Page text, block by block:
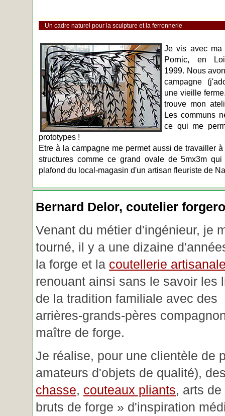
Un cadre naturel pour la sculpture et la ferronnerie
Je vis avec ma
Pornic, en
1999. Nous
campagne
une vieille
trouve mon
Les communs
ce qui me
prototypes !
Etre à la campagne me permet aussi de travailler
structures comme ce grand ovale de 5mx3m
plafond du local-magasin d'un artisan fleuriste de
Bernard Delor, coutelier
Venant du métier d'ingénieur, je
tourné, il y a une dizaine
la forge et la coutellerie
renouant ainsi sans le savoir les
de la tradition familiale avec des
arrières-grands-pères
maître de forge.
Je réalise, pour une clientèle de
amateurs d'objets de qualité),
chasse, couteaux pliants, arts
bruts de forge » d'inspiration